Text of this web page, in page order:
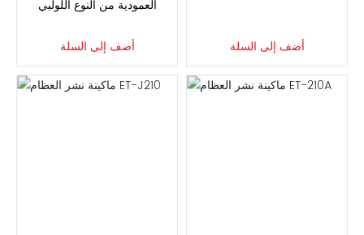
العمودية من النوع اللولبي
أضف إلى السلة أضف إلى السلة